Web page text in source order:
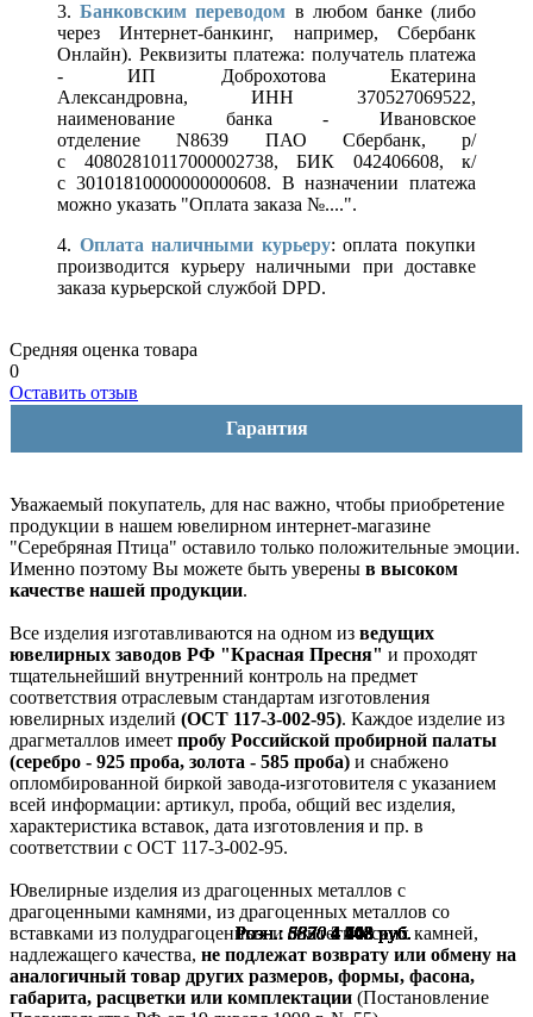
Розн.: 5870 4 403руб.
Розн.: 5870 4 403руб.
Розн.: 5870 4 403руб.
Розн.: 5870 4 403руб.
Розн.: 5870 4 403руб.
Розн.: 5870 4 403руб.
Розн.: 3870 2 903руб.
Розн.: 6330 4 748руб.
Розн.: 6330 4 748руб.
Розн.: 6330 4 748руб.
3.Банковским переводом в любом банке (либо
через Интернет-банкинг, например, Сбербанк
Онлайн). Реквизиты платежа: получатель платежа
- ИП Доброхотова Екатерина
Александровна, ИНН 370527069522,
наименование банка - Ивановское
отделение N8639 ПАО Сбербанк, р/
с 40802810117000002738, БИК 042406608, к/
с 30101810000000000608. В назначении платежа
можно указать "Оплата заказа №....".
4. Оплата наличными курьеру: оплата покупки
производится курьеру наличными при доставке
заказа курьерской службой DPD.
Средняя оценка товара
0
Оставить отзыв
Гарантия
Уважаемый покупатель, для нас важно, чтобы приобретение
продукции в нашем ювелирном интернет-магазине
"Серебряная Птица" оставило только положительные эмоции.
Именно поэтому Вы можете быть уверены в высоком
качестве нашей продукции.
Все изделия изготавливаются на одном из ведущих
ювелирных заводов РФ "Красная Пресня" и проходят
тщательнейший внутренний контроль на предмет
соответствия отраслевым стандартам изготовления
ювелирных изделий (ОСТ 117-3-002-95). Каждое изделие из
драгметаллов имеет пробу Российской пробирной палаты
(серебро - 925 проба, золота - 585 проба) и снабжено
опломбированной биркой завода-изготовителя с указанием
всей информации: артикул, проба, общий вес изделия,
характеристика вставок, дата изготовления и пр. в
соответствии с ОСТ 117-3-002-95.
Ювелирные изделия из драгоценных металлов с
драгоценными камнями, из драгоценных металлов со
вставками из полудрагоценных и синтетических камней,
надлежащего качества, не подлежат возврату или обмену на
аналогичный товар других размеров, формы, фасона,
габарита, расцветки или комплектации (Постановление